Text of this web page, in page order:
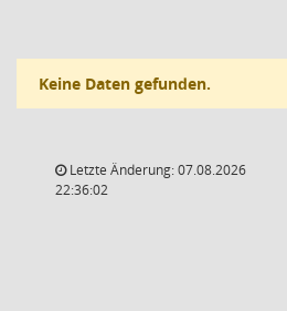
Keine Daten gefunden.
Letzte Änderung: 07.08.2026
22:36:02